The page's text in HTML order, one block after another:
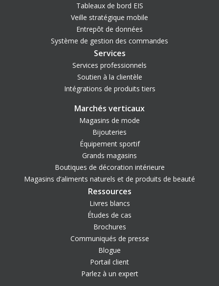
Tableaux de bord EIS
Veille stratégique mobile
Entrepôt de données
Système de gestion des commandes
Services
Services professionnels
Soutien à la clientèle
Intégrations de produits tiers
Marchés verticaux
Magasins de mode
Bijouteries
Équipement sportif
Grands magasins
Boutiques de décoration intérieure
Magasins d’aliments naturels et de produits de beauté
Ressources
Livres blancs
Études de cas
Brochures
Communiqués de presse
Blogue
Portail client
Parlez à un expert